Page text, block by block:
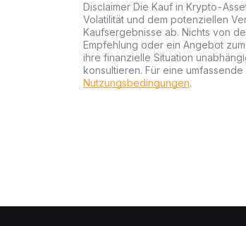
Disclaimer Die Kauf in Krypto-
Volatilität und dem potenziellen
Kaufsergebnisse ab. Nichts von
Empfehlung oder ein Angebot
ihre finanzielle Situation
konsultieren. Für eine
Nutzungsbedingungen.